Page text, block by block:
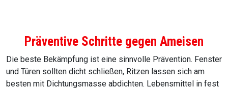
Präventive Schritte gegen Ameisen
Die beste Bekämpfung ist eine sinnvolle Prävention. Fenster
und Türen sollten dicht schließen, Ritzen lassen sich am
besten mit Dichtungsmasse abdichten. Lebensmittel in fest